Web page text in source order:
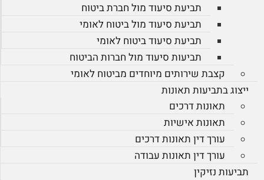
תביעת סיעוד מול חברת ביטוח
תביעת סיעוד מול ביטוח לאומי
תביעת סיעוד ביטוח לאומי
תביעות סיעוד מול חברות הביטוח
קצבת שירותים מיוחדים מביטוח לאומי
ייצוג בתביעות תאונות
תאונות דרכים
תאונות אישיות
עורך דין תאונות דרכים
עורך דין תאונות עבודה
תביעות נזיקין